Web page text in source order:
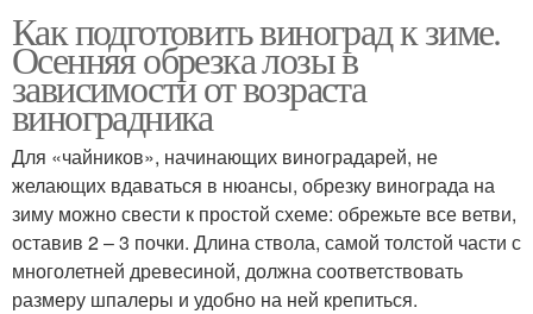
Как подготовить виноград к зиме.
Осенняя обрезка лозы в
зависимости от возраста
виноградника
Для «чайников», начинающих виноградарей, не
желающих вдаваться в нюансы, обрезку винограда на
зиму можно свести к простой схеме: обрежьте все ветви,
оставив 2 – 3 почки. Длина ствола, самой толстой части с
многолетней древесиной, должна соответствовать
размеру шпалеры и удобно на ней крепиться.